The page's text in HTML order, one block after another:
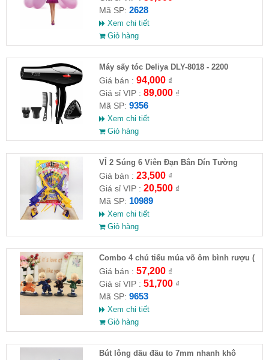
Mã SP: 2628
Xem chi tiết
Giỏ hàng
Máy sấy tóc Deliya DLY-8018 - 2200
Giá bán : 94,000₫
Giá sỉ VIP : 89,000₫
Mã SP: 9356
Xem chi tiết
Giỏ hàng
VỈ 2 Súng 6 Viên Đạn Bắn Dín Tường
Giá bán : 23,500₫
Giá sỉ VIP : 20,500₫
Mã SP: 10989
Xem chi tiết
Giỏ hàng
Combo 4 chú tiểu múa võ ôm bình rượu (
HĐ )
Giá bán : 57,200₫
Giá sỉ VIP : 51,700₫
Mã SP: 9653
Xem chi tiết
Giỏ hàng
Bút lông dầu đầu to 7mm nhanh khô